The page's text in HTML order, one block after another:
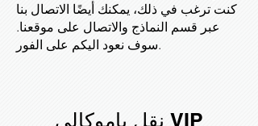
كنت ترغب في ذلك، يمكنك أيضًا الاتصال بنا
عبر قسم النماذج والاتصال على موقعنا.
سوف نعود اليكم على الفور.
نقل باموكالي VIP